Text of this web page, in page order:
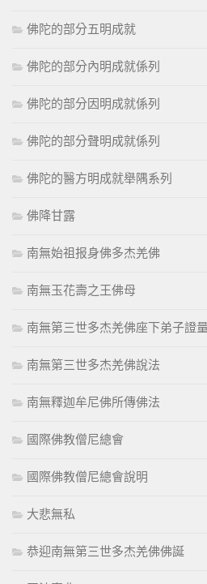
佛陀的部分五明成就
佛陀的部分內明成就係列
佛陀的部分因明成就係列
佛陀的部分聲明成就係列
佛陀的醫方明成就舉隅系列
佛降甘露
南無始祖报身佛多杰羌佛
南無玉花壽之王佛母
南無第三世多杰羌佛座下弟子證
南無第三世多杰羌佛說法
南無釋迦牟尼佛所傳佛法
國際佛教僧尼總會
國際佛教僧尼總會說明
大悲無私
恭迎南無第三世多杰羌佛佛誕